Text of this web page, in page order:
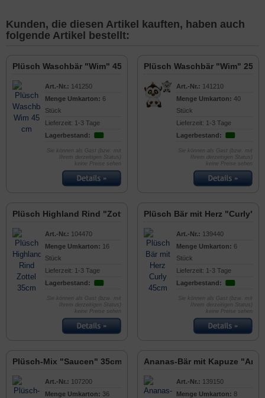
Kunden, die diesen Artikel kauften, haben auch
folgende Artikel bestellt:
Plüsch Waschbär "Wim" 45 cm
Art.-Nr.: 141250
Menge Umkarton: 6
Stück
Lieferzeit: 1-3 Tage
Lagerbestand:
Sie können als Gast (bzw. mit
Ihrem derzeitigen Status)
keine Preise sehen
Plüsch Waschbär "Wim" 25
Art.-Nr.: 141210
Menge Umkarton: 40
Stück
Lieferzeit: 1-3 Tage
Lagerbestand:
Sie können als Gast (bzw. mit
Ihrem derzeitigen Status)
keine Preise sehen
Plüsch Highland Rind "Zottel" 35cm
Art.-Nr.: 104470
Menge Umkarton: 16
Stück
Lieferzeit: 1-3 Tage
Lagerbestand:
Sie können als Gast (bzw. mit
Ihrem derzeitigen Status)
keine Preise sehen
Plüsch Bär mit Herz "Curly"
Art.-Nr.: 139440
Menge Umkarton: 6
Stück
Lieferzeit: 1-3 Tage
Lagerbestand:
Sie können als Gast (bzw. mit
Ihrem derzeitigen Status)
keine Preise sehen
Plüsch-Mix "Saucen" 35cm
Art.-Nr.: 107200
Menge Umkarton: 36
Ananas-Bär mit Kapuze
Art.-Nr.: 139150
Menge Umkarton: 8